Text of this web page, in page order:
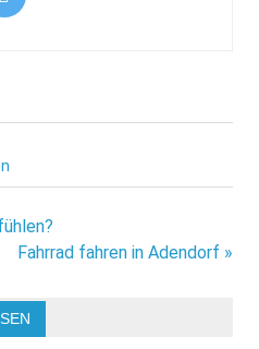
Fahrrad fahren in Adendorf »